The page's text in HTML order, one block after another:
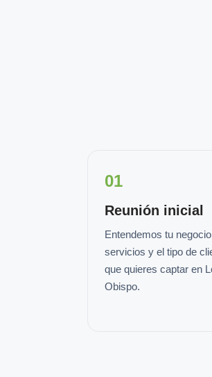
01
Reunión inicial
Entendemos tu
servicios y el tipo de
que quieres captar en
Obispo.